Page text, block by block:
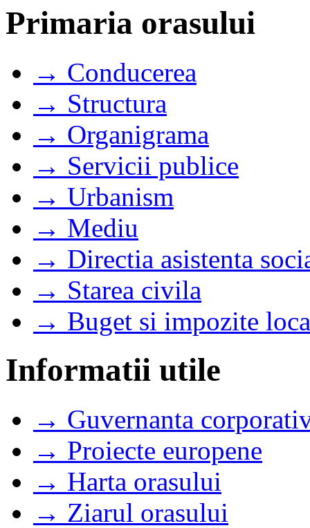
Primaria orasului
→ Conducerea
→ Structura
→ Organigrama
→ Servicii publice
→ Urbanism
→ Mediu
→ Directia asistenta
→ Starea civila
→ Buget si impozite
Informatii utile
→ Guvernanta
→ Proiecte europene
→ Harta orasului
→ Ziarul orasului